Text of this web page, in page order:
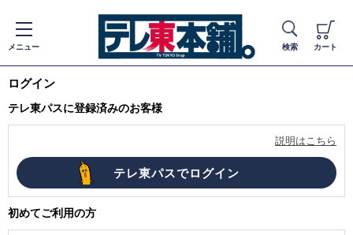
メニュー 検索 カート
ログイン
テレ東パスに登録済みのお客様
説明はこちら
初めてご利用の方